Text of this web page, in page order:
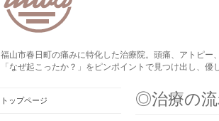
福山市春日町の痛みに特化した治療院。頭痛、アトピー
「なぜ起こったか？」をピンポイントで見つけ出し、
◎治療の
トップページ